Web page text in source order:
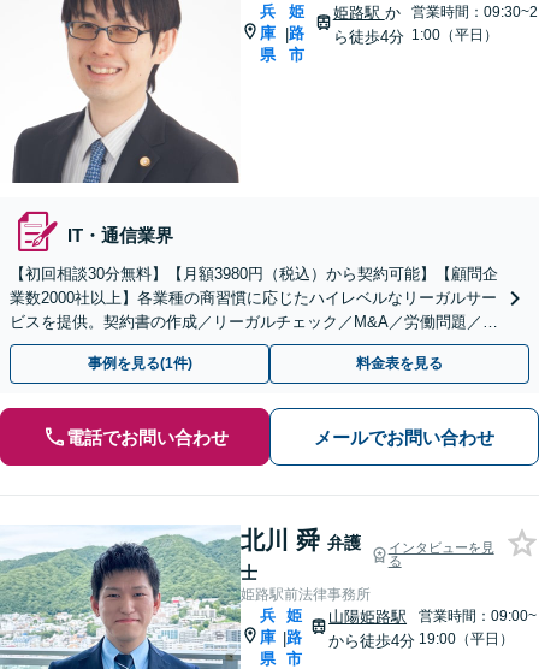
兵
庫
県
|
姫
路
市
姫路駅 か
ら徒歩4分
営業時間：09:30~2
1:00（平日）
IT・通信業界
【初回相談30分無料】【月額3980円（税込）から契約可能】【顧問企
業数2000社以上】各業種の商習慣に応じたハイレベルなリーガルサー
ビスを提供。契約書の作成／リーガルチェック／M&A／労働問題／知
的財産等、お任せください【他士業連携可能】
事例を見る(1件) 料金表を見る
電話でお問い合わせ メールでお問い合わせ
北川 舜 弁護
士
インタビューを見
る
姫路駅前法律事務所
兵
庫
県
|
姫
路
市
山陽姫路駅
から徒歩4分
営業時間：09:00~
19:00（平日）